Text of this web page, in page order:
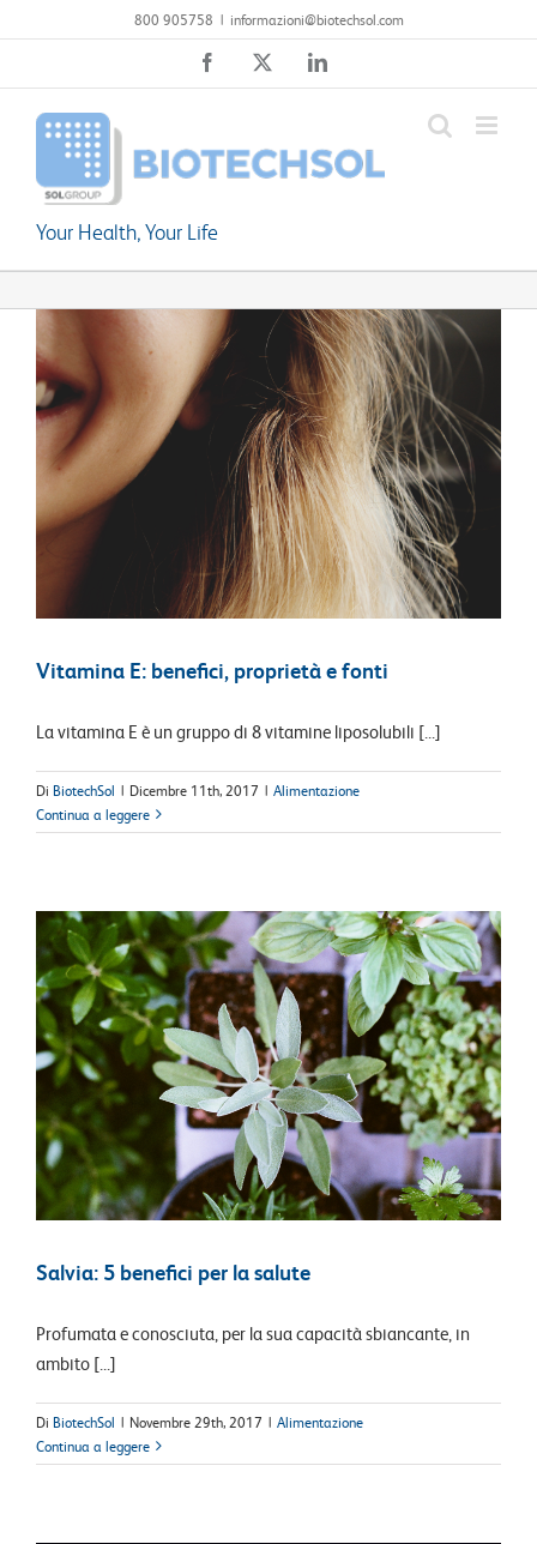
al
800 905758 | informazioni@biotechsol.com
Facebook LinkedIn
Your Health, Your Life
Vitamina E: benefici, proprietà e fonti
La vitamina E è un gruppo di 8 vitamine liposolubili [...]
Di BiotechSol | Dicembre 11th, 2017 | Alimentazione
Continua a leggere
Salvia: 5 benefici per la salute
Profumata e conosciuta, per la sua capacità sbiancante, in
ambito [...]
Di BiotechSol | Novembre 29th, 2017 | Alimentazione
Continua a leggere